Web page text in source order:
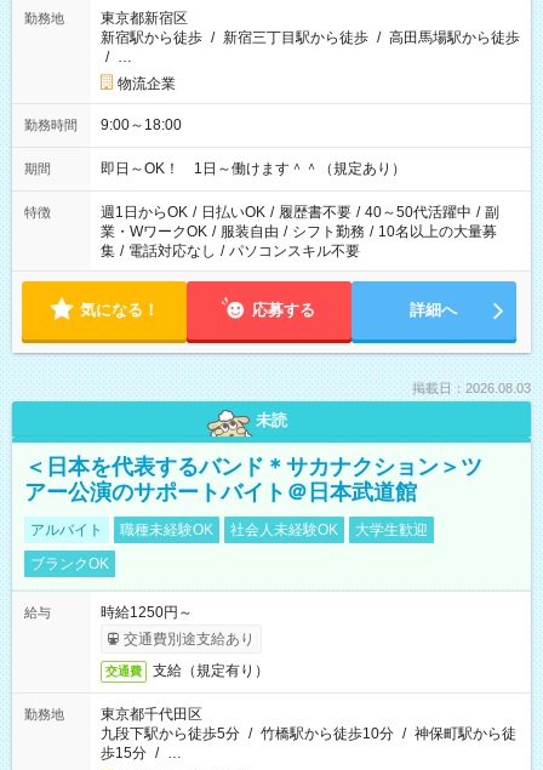
勤務地
東京都新宿区
新宿駅から徒歩 / 新宿三丁目駅から徒歩 / 高田馬場駅から徒歩
/ …
物流企業
勤務時間 9:00～18:00
期間 即日～OK！ 1日～働けます＾＾（規定あり）
特徴 週1日からOK / 日払いOK / 履歴書不要 / 40～50代活躍中 / 副
業・WワークOK / 服装自由 / シフト勤務 / 10名以上の大量募
集 / 電話対応なし / パソコンスキル不要
気になる！ 応募する 詳細へ
掲載日：2026.08.03
未読
＜日本を代表するバンド＊サカナクション＞ツ
アー公演のサポートバイト＠日本武道館
アルバイト 職種未経験OK 社会人未経験OK
大学生歓迎
ブランクOK
給与
時給1250円～
交通費別途支給あり
交通費 支給（規定有り）
勤務地
東京都千代田区
九段下駅から徒歩5分 / 竹橋駅から徒歩10分 / 神保町駅から徒
歩15分 / …